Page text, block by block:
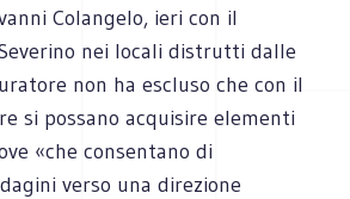
Colangelo, ieri con il
nei locali distrutti dalle
non ha escluso che con il
si possano acquisire elementi
«che consentano di
verso una direzione